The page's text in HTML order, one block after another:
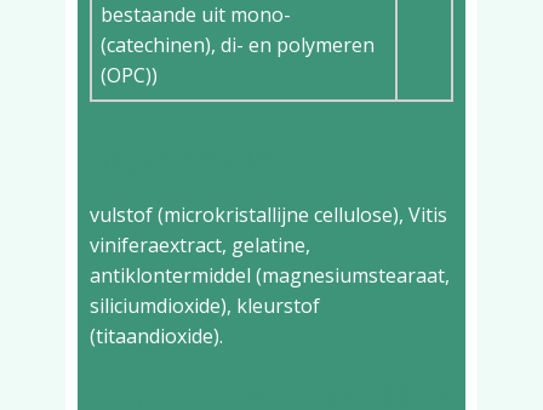
bestaande uit mono-
(catechinen), di- en polymeren
(OPC))
vulstof (microkristallijne cellulose), Vitis
viniferaextract, gelatine,
antiklontermiddel (magnesiumstearaat,
siliciumdioxide), kleurstof
(titaandioxide).